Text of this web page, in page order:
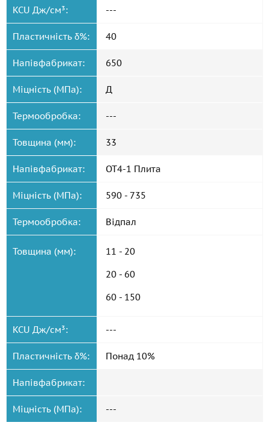
KCU Дж/см³: ---
Пластичність δ%: 40
Напівфабрикат: 650
Міцність (МПа): Д
Термообробка: ---
Товщина (мм): 33
Напівфабрикат: ОТ4-1 Плита
Міцність (МПа): 590 - 735
Термообробка: Відпал
Товщина (мм):
11 - 20
20 - 60
60 - 150
KCU Дж/см³: ---
Пластичність δ%: Понад 10%
Напівфабрикат:
Міцність (МПа): ---